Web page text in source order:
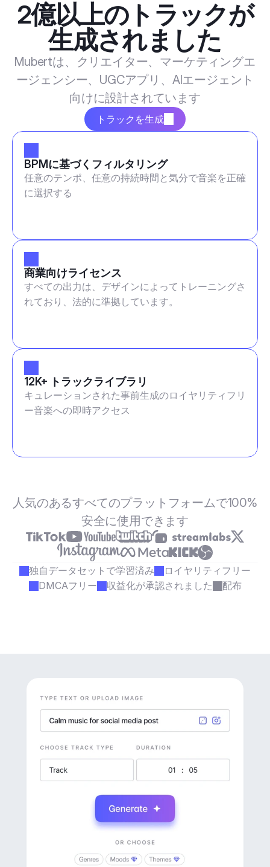
2億以上のトラックが
生成されました
Mubertは、クリエイター、マーケティングエ
ージェンシー、UGCアプリ、AIエージェント
向けに設計されています
トラックを生成
BPMに基づくフィルタリング
任意のテンポ、任意の持続時間と気分で音楽を正確
に選択する
商業向けライセンス
すべての出力は、デザインによってトレーニングさ
れており、法的に準拠しています。
12K+ トラックライブラリ
キュレーションされた事前生成のロイヤリティフリ
ー音楽への即時アクセス
人気のあるすべてのプラットフォームで100%
安全に使用できます
独自データセットで学習済み
ロイヤリティフリー
DMCAフリー
収益化が承認されました 配布